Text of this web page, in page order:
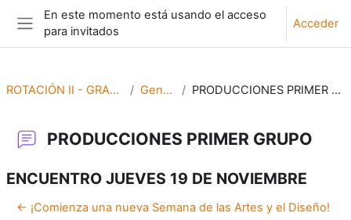
Salta al contenido principal
Panel lateral
En este momento está usando el acceso
para invitados
Acceder
ROTACIÓN II - GRABADO General PRODUCCIONES PRIMER GRUPO
PRODUCCIONES PRIMER GRUPO
ENCUENTRO JUEVES 19 DE NOVIEMBRE
← ¡Comienza una nueva Semana de las Artes y el Diseño!